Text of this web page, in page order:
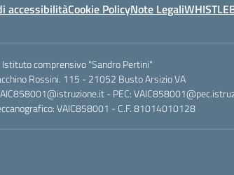
accessibilitàCookie PolicyNote Legali
Istituto comprensivo "Sandro Pertini"
Rossini. 115 - 21052 Busto Arsizio VA
- PEC:
VAIC858001 - C.F. 81014010128